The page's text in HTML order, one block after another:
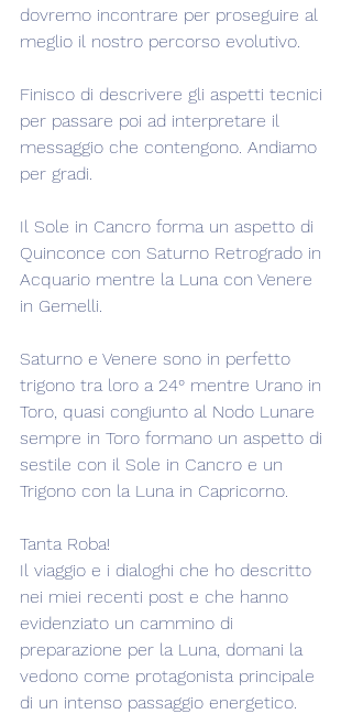
dovremo incontrare per proseguire al
meglio il nostro percorso evolutivo.
Finisco di descrivere gli aspetti tecnici
per passare poi ad interpretare il
messaggio che contengono. Andiamo
per gradi.
Il Sole in Cancro forma un aspetto di
Quinconce con Saturno Retrogrado in
Acquario mentre la Luna con Venere
in Gemelli.
Saturno e Venere sono in perfetto
trigono tra loro a 24° mentre Urano in
Toro, quasi congiunto al Nodo Lunare
sempre in Toro formano un aspetto di
sestile con il Sole in Cancro e un
Trigono con la Luna in Capricorno.
Tanta Roba!
Il viaggio e i dialoghi che ho descritto
nei miei recenti post e che hanno
evidenziato un cammino di
preparazione per la Luna, domani la
vedono come protagonista principale
di un intenso passaggio energetico.